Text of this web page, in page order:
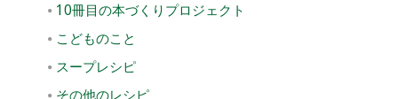
10冊目の本づくりプロジェクト
こどものこと
スープレシピ